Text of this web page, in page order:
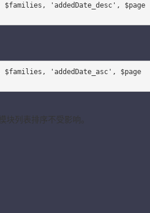
块列表排序不受影响。